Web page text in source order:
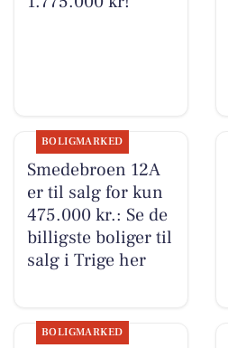
BOLIGMARKED
Smedebroen 12A
er til salg for kun
475.000 kr.: Se de
billigste boliger til
salg i Trige her
BOLIGMARKED